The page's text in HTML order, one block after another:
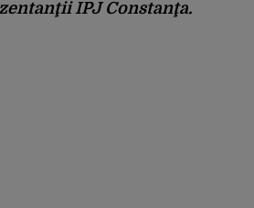
IPJ Constanţa.